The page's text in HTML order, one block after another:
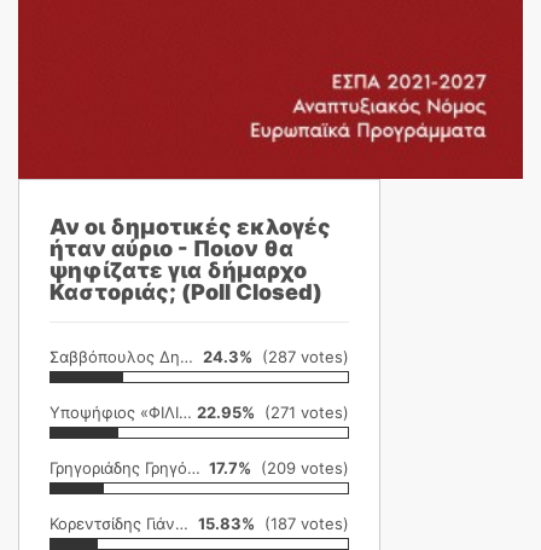
Αν οι δημοτικές εκλογές
ήταν αύριο - Ποιον θα
ψηφίζατε για δήμαρχο
Καστοριάς; (Poll Closed)
Σαββόπουλος Δημήτρης 24.3% (287 votes)
Υποψήφιος «ΦΙΛΙΚΗ ΕΤΑΙΡΕΙΑ» 22.95% (271 votes)
Γρηγοριάδης Γρηγόρης 17.7% (209 votes)
Κορεντσίδης Γιάννης 15.83% (187 votes)